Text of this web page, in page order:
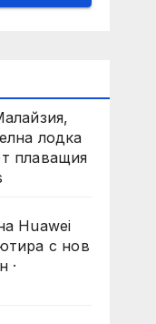
лодка
плаващия
Huawei
с нов
·